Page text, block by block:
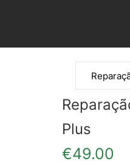
Plus
€49.00